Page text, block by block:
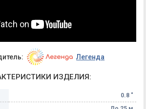
Легенда
ИЗДЕЛИЯ:
0.8 "